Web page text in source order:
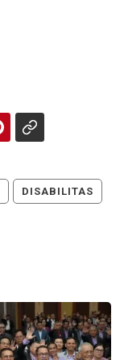
DISABILITAS